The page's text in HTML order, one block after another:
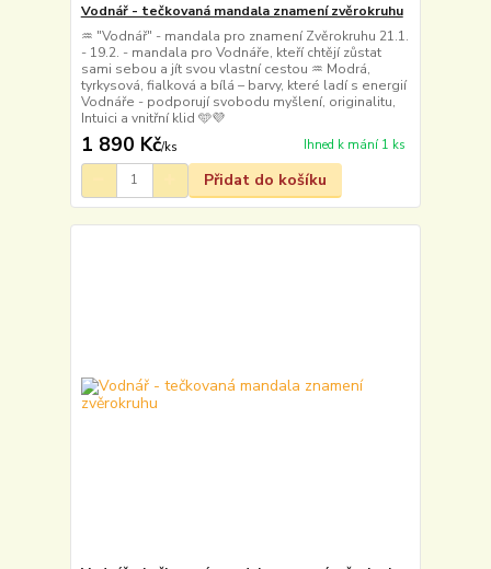
Vodnář - tečkovaná mandala znamení zvěrokruhu
♒ "Vodnář" - mandala pro znamení Zvěrokruhu 21.1.
- 19.2. - mandala pro Vodnáře, kteří chtějí zůstat
sami sebou a jít svou vlastní cestou ♒ Modrá,
tyrkysová, fialková a bílá – barvy, které ladí s energií
Vodnáře - podporují svobodu myšlení, originalitu,
Intuici a vnitřní klid 🩵💜
1 890 Kč/ks Ihned k mání 1 ks
Přidat do košíku